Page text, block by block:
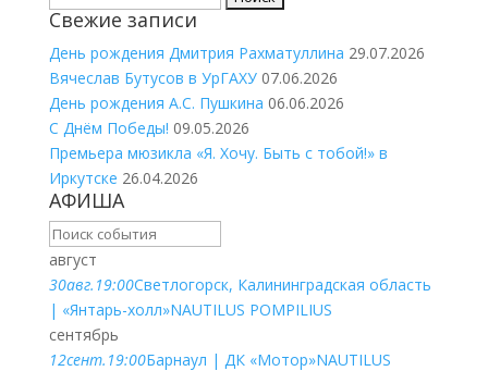
Свежие записи
День рождения Дмитрия Рахматуллина 29.07.2026
Вячеслав Бутусов в УрГАХУ 07.06.2026
День рождения А.С. Пушкина 06.06.2026
С Днём Победы! 09.05.2026
Премьера мюзикла «Я. Хочу. Быть с тобой!» в
Иркутске 26.04.2026
АФИША
август
30авг. 19:00Светлогорск, Калининградская область
| «Янтарь-холл»NAUTILUS POMPILIUS
сентябрь
12сент. 19:00Барнаул | ДК «Мотор»NAUTILUS